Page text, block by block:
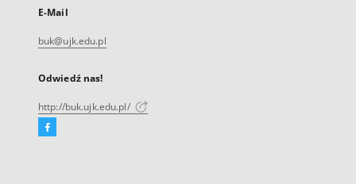
E-Mail
buk@ujk.edu.pl
Odwiedź nas!
http://buk.ujk.edu.pl/
Facebook